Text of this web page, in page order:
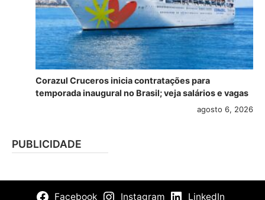
Corazul Cruceros inicia contratações para
temporada inaugural no Brasil; veja salários e vagas
agosto 6, 2026
PUBLICIDADE
Facebook Instagram
LinkedIn